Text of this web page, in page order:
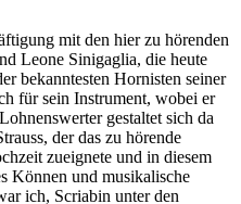
mit den hier zu hörenden
Leone Sinigaglia, die heute
bekanntesten Hornisten seiner
für sein Instrument, wobei er
gestaltet sich da
der das zu hörende
zueignete und in diesem
Können und musikalische
ich, Scriabin unter den